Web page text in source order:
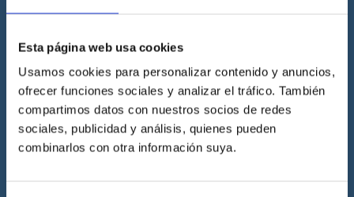
Esta página web usa cookies
Usamos cookies para personalizar contenido y anuncios,
ofrecer funciones sociales y analizar el tráfico. También
compartimos datos con nuestros socios de redes
sociales, publicidad y análisis, quienes pueden
combinarlos con otra información suya.
Escuela náutica
Contacta con Cenáutica
Historia de Cenáutica
Trabaja con Cenáutica
Sala de prensa
Preguntas frecuentes